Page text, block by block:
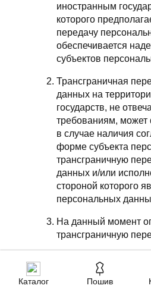
иностранным
которого
передачу
обеспечивается
субъектов
Трансграничная
данных на
государств, не
требованиям, может
в случае наличия
форме субъекта
трансграничную
данных и/или
стороной которого
персональных
На данный момент
трансграничную
Каталог Пошив